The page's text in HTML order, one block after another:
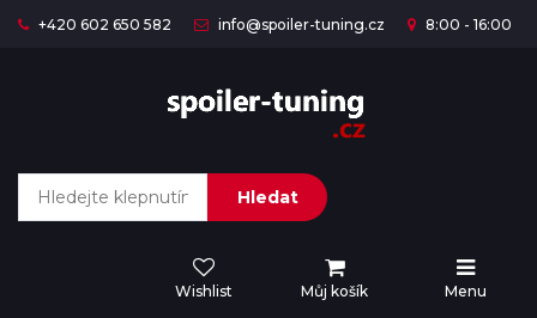
+420 602 650 582 info@spoiler-tuning.cz 8:00 - 16:00
Hledat
Wishlist Můj košík Menu